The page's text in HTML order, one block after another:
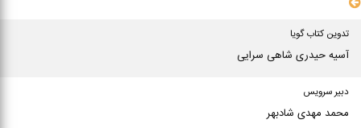
تدوین کتاب گویا
آسیه حیدری شاهی سرایی
دبیر سرویس
محمد مهدی شادبهر